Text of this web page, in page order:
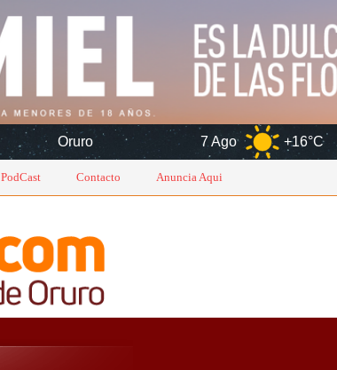
7 Ago +16°C 8 Ago
PodCast Contacto Anuncia Aqui